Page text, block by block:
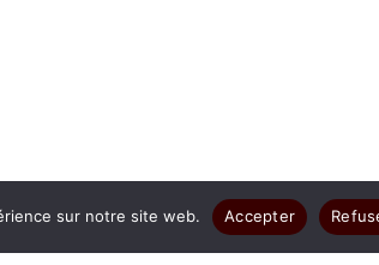
pour que vos images
sur notre site web. Accepter